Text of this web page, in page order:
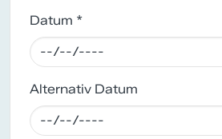
Datum *
Alternativ Datum